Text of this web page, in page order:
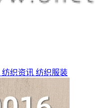
纺织资讯 纺织服装